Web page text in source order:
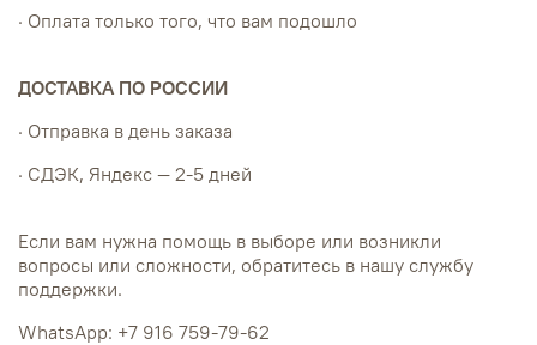
· Оплата только того, что вам подошло
ДОСТАВКА ПО РОССИИ
· Отправка в день заказа
· СДЭК, Яндекс — 2-5 дней
Если вам нужна помощь в выборе или возникли
вопросы или сложности, обратитесь в нашу службу
поддержки.
WhatsApp: +7 916 759-79-62